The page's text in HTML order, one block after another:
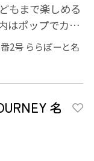
もまで楽しめる
はポップでカラ
限定の...
2号 ららぽーと名
名